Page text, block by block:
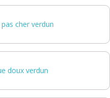
cher verdun
doux verdun